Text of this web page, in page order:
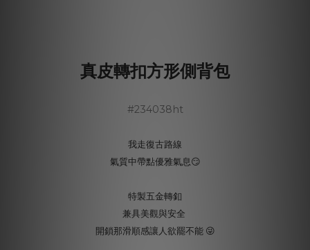
真皮轉扣方形側背包
#234038ht
我走復古路線
氣質中帶點優雅氣息😏
特製五金轉釦
兼具美觀與安全
開鎖那滑順感讓人欲罷不能 😜